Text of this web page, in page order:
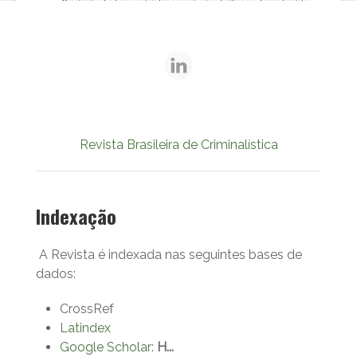
Revista Brasileira de Criminalística
Indexação
A Revista é indexada nas seguintes bases de
dados:
CrossRef
Latindex
Google Scholar: H...